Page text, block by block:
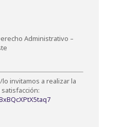
Administrativo –
invitamos a realizar la